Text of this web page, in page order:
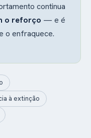
continua
o reforço — e é
o enfraquece.
à extinção